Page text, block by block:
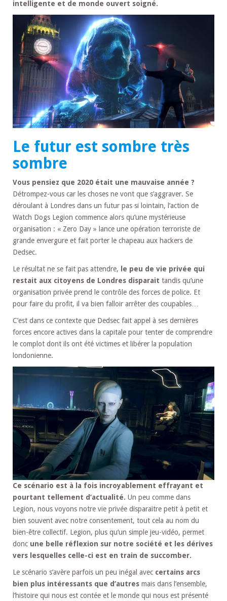
intelligente et de monde ouvert soigné.
Le futur est sombre très
sombre
Vous pensiez que 2020 était une mauvaise année ?
Détrompez-vous car les choses ne vont que s’aggraver. Se
déroulant à Londres dans un futur pas si lointain, l’action de
Watch Dogs Legion commence alors qu’une mystérieuse
organisation : « Zero Day » lance une opération terroriste de
grande envergure et fait porter le chapeau aux hackers de
Dedsec.
Le résultat ne se fait pas attendre,
le peu de vie privée qui
restait aux citoyens de Londres disparait tandis qu’une
organisation privée prend le contrôle des forces de police. Et
pour faire du profit, il va bien falloir arrêter des coupables…
C’est dans ce contexte que Dedsec fait appel à ses dernières
forces encore actives dans la capitale pour tenter de comprendre
le complot dont ils ont été victimes et libérer la population
londonienne.
Ce scénario est à la fois incroyablement effrayant et
pourtant tellement d’actualité. Un peu comme dans
Legion, nous voyons notre vie privée disparaitre petit à petit et
bien souvent avec notre consentement, tout cela au nom du
bien-être collectif. Legion, plus qu’un simple jeu-vidéo, permet
donc une belle réflexion sur notre société et les dérives
vers lesquelles celle-ci est en train de succomber.
Le scénario s’avère parfois un peu inégal avec certains arcs
bien plus intéressants que d’autres mais dans l’ensemble,
l’histoire qui nous est contée et le monde qui nous est présenté